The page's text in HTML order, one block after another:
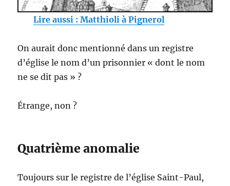
Lire aussi : Matthioli à Pignerol
On aurait donc mentionné dans un registre
d’église le nom d’un prisonnier « dont le nom
ne se dit pas » ?
Étrange, non ?
Quatrième anomalie
Toujours sur le registre de l’église Saint-Paul,